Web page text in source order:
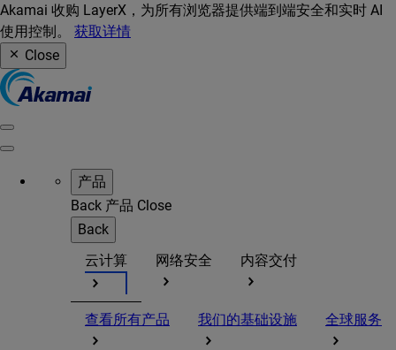
Akamai 收购 LayerX，为所有浏览器提供端到端安全和实时 AI
使用控制。 获取详情
Close
产品
Back 产品 Close
Back
云计算
网络安全 内容交付
查看所有产品 我们的基础设施 全球服务